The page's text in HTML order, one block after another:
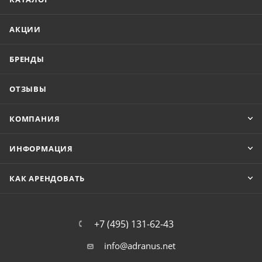
АКЦИИ
БРЕНДЫ
ОТЗЫВЫ
КОМПАНИЯ
ИНФОРМАЦИЯ
КАК АРЕНДОВАТЬ
+7 (495) 131-62-43
info@adranus.net